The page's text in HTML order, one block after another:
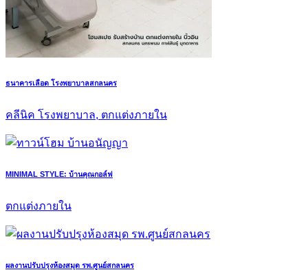
ธนาคารเลือด โรงพยาบาลสกลนคร
คลีนิค โรงพยาบาล, ตกแต่งภายใน
MINIMAL STYLE: บ้านคุณกอล์ฟ
ตกแต่งภายใน
ผลงานปรับปรุงห้องสมุด รพ.ศูนย์สกลนคร